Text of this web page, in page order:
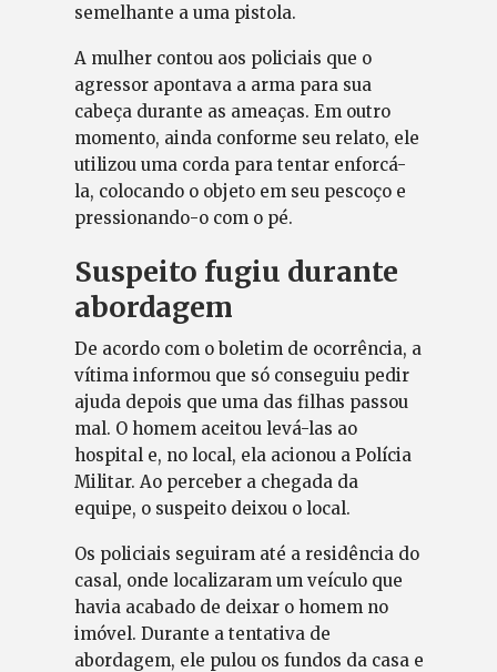
semelhante a uma pistola.
A mulher contou aos policiais que o
agressor apontava a arma para sua
cabeça durante as ameaças. Em outro
momento, ainda conforme seu relato, ele
utilizou uma corda para tentar enforcá-
la, colocando o objeto em seu pescoço e
pressionando-o com o pé.
Suspeito fugiu durante
abordagem
De acordo com o boletim de ocorrência, a
vítima informou que só conseguiu pedir
ajuda depois que uma das filhas passou
mal. O homem aceitou levá-las ao
hospital e, no local, ela acionou a Polícia
Militar. Ao perceber a chegada da
equipe, o suspeito deixou o local.
Os policiais seguiram até a residência do
casal, onde localizaram um veículo que
havia acabado de deixar o homem no
imóvel. Durante a tentativa de
abordagem, ele pulou os fundos da casa e